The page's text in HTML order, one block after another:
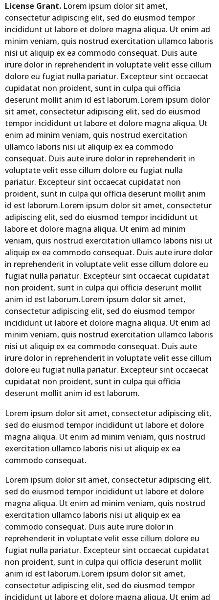
License Grant. Lorem ipsum dolor sit amet,
consectetur adipiscing elit, sed do eiusmod tempor
incididunt ut labore et dolore magna aliqua. Ut enim ad
minim veniam, quis nostrud exercitation ullamco laboris
nisi ut aliquip ex ea commodo consequat. Duis aute
irure dolor in reprehenderit in voluptate velit esse cillum
dolore eu fugiat nulla pariatur. Excepteur sint occaecat
cupidatat non proident, sunt in culpa qui officia
deserunt mollit anim id est laborum.Lorem ipsum dolor
sit amet, consectetur adipiscing elit, sed do eiusmod
tempor incididunt ut labore et dolore magna aliqua. Ut
enim ad minim veniam, quis nostrud exercitation
ullamco laboris nisi ut aliquip ex ea commodo
consequat. Duis aute irure dolor in reprehenderit in
voluptate velit esse cillum dolore eu fugiat nulla
pariatur. Excepteur sint occaecat cupidatat non
proident, sunt in culpa qui officia deserunt mollit anim
id est laborum.Lorem ipsum dolor sit amet, consectetur
adipiscing elit, sed do eiusmod tempor incididunt ut
labore et dolore magna aliqua. Ut enim ad minim
veniam, quis nostrud exercitation ullamco laboris nisi ut
aliquip ex ea commodo consequat. Duis aute irure dolor
in reprehenderit in voluptate velit esse cillum dolore eu
fugiat nulla pariatur. Excepteur sint occaecat cupidatat
non proident, sunt in culpa qui officia deserunt mollit
anim id est laborum.Lorem ipsum dolor sit amet,
consectetur adipiscing elit, sed do eiusmod tempor
incididunt ut labore et dolore magna aliqua. Ut enim ad
minim veniam, quis nostrud exercitation ullamco laboris
nisi ut aliquip ex ea commodo consequat. Duis aute
irure dolor in reprehenderit in voluptate velit esse cillum
dolore eu fugiat nulla pariatur. Excepteur sint occaecat
cupidatat non proident, sunt in culpa qui officia
deserunt mollit anim id est laborum.
Lorem ipsum dolor sit amet, consectetur adipiscing elit,
sed do eiusmod tempor incididunt ut labore et dolore
magna aliqua. Ut enim ad minim veniam, quis nostrud
exercitation ullamco laboris nisi ut aliquip ex ea
commodo consequat.
Lorem ipsum dolor sit amet, consectetur adipiscing elit,
sed do eiusmod tempor incididunt ut labore et dolore
magna aliqua. Ut enim ad minim veniam, quis nostrud
exercitation ullamco laboris nisi ut aliquip ex ea
commodo consequat. Duis aute irure dolor in
reprehenderit in voluptate velit esse cillum dolore eu
fugiat nulla pariatur. Excepteur sint occaecat cupidatat
non proident, sunt in culpa qui officia deserunt mollit
anim id est laborum.Lorem ipsum dolor sit amet,
consectetur adipiscing elit, sed do eiusmod tempor
incididunt ut labore et dolore magna aliqua. Ut enim ad